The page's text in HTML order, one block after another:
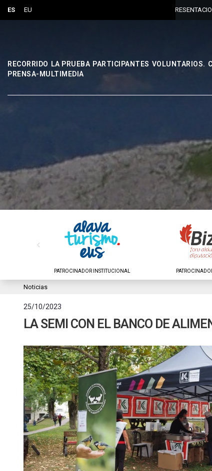
ES EU PRESENTACION
RECORRIDO LA PRUEBA PARTICIPANTES VOLUNTARIOS.
PRENSA-MULTIMEDIA
PATROCINADOR INSTITUCIONAL
‹
Noticias
25/10/2023
LA SEMI CON EL BANCO DE